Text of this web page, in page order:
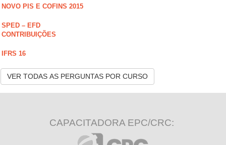
NOVO PIS E COFINS 2015
SPED – EFD
CONTRIBUIÇÕES
IFRS 16
VER TODAS AS PERGUNTAS POR CURSO
CAPACITADORA EPC/CRC: